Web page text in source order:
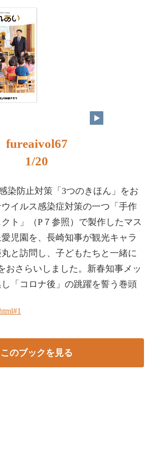
fureaivol67
1/20
染防止対策「3つのきほん」をお
イルス感染症対策の一つ「手作
ト」（P７参照）で製作したマス
児園を、長崎知事が観光キャラ
と訪問し、子どもたちと一緒に
おさらいしました。新春知事メッ
「コロナ後」の跳躍を誓う巻頭
このブックを見る